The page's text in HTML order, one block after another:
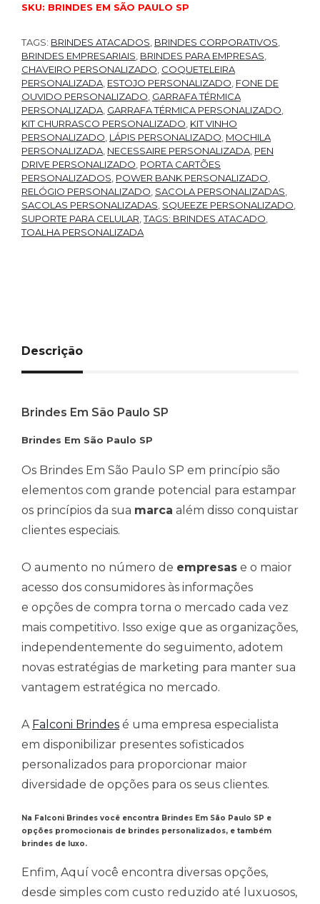
SKU: BRINDES EM SÃO PAULO SP
TAGS: BRINDES ATACADOS BRINDES CORPORATIVOS
BRINDES EMPRESARIAIS BRINDES PARA EMPRESAS
CHAVEIRO PERSONALIZADO COQUETELEIRA
PERSONALIZADA ESTOJO PERSONALIZADO FONE DE
OUVIDO PERSONALIZADO GARRAFA TÉRMICA
PERSONALIZADA GARRAFA TÉRMICA PERSONALIZADO
KIT CHURRASCO PERSONALIZADO KIT VINHO
PERSONALIZADO LÁPIS PERSONALIZADO MOCHILA
PERSONALIZADA NECESSAIRE PERSONALIZADA PEN
DRIVE PERSONALIZADO PORTA CARTÕES
PERSONALIZADOS POWER BANK PERSONALIZADO
RELÓGIO PERSONALIZADO SACOLA PERSONALIZADAS
SACOLAS PERSONALIZADAS SQUEEZE PERSONALIZADO
SUPORTE PARA CELULAR ,TAGS: BRINDES ATACADO
TOALHA PERSONALIZADA
Descrição
Brindes Em São Paulo SP
Brindes Em São Paulo SP
Os Brindes Em São Paulo SP em princípio são
elementos com grande potencial para estampar
os princípios da sua marca além disso conquistar
clientes especiais.
O aumento no número de empresas e o maior
acesso dos consumidores às informações
e opções de compra torna o mercado cada vez
mais competitivo. Isso exige que as organizações,
independentemente do seguimento, adotem
novas estratégias de marketing para manter sua
vantagem estratégica no mercado.
A Falconi Brindes é uma empresa especialista
em disponibilizar presentes sofisticados
personalizados para proporcionar maior
diversidade de opções para os seus clientes.
Na Falconi Brindes você encontra Brindes Em São Paulo SP e
opções promocionais de brindes personalizados, e também
brindes de luxo.
Enfim, Aquí você encontra diversas opções,
desde simples com custo reduzido até luxuosos,